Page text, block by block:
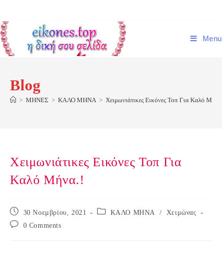
content
Menu
Blog
> ΜΗΝΕΣ > ΚΑΛΟ ΜΗΝΑ > Χειμωνιάτικες Εικόνες Τοπ Για Καλό
Χειμωνιάτικες Εικόνες Τοπ Για
Καλό Μήνα.!
Post
published:
30 Νοεμβρίου, 2021
Post
ΚΑΛΟ ΜΗΝΑ /
Χειμώνας
Post
0 Comments